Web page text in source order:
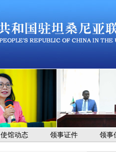
使馆动态 领事证件 领事